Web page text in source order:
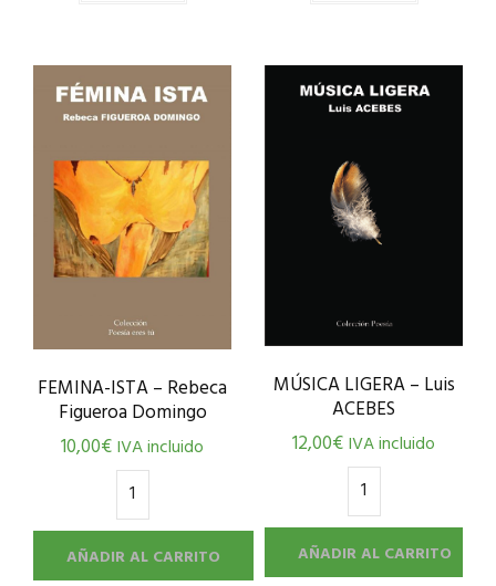
FEMINA-ISTA – Rebeca
Figueroa Domingo
10,00€IVA incluido
AÑADIR AL CARRITO
MÚSICA LIGERA – Luis
ACEBES
12,00€IVA incluido
AÑADIR AL CARRITO